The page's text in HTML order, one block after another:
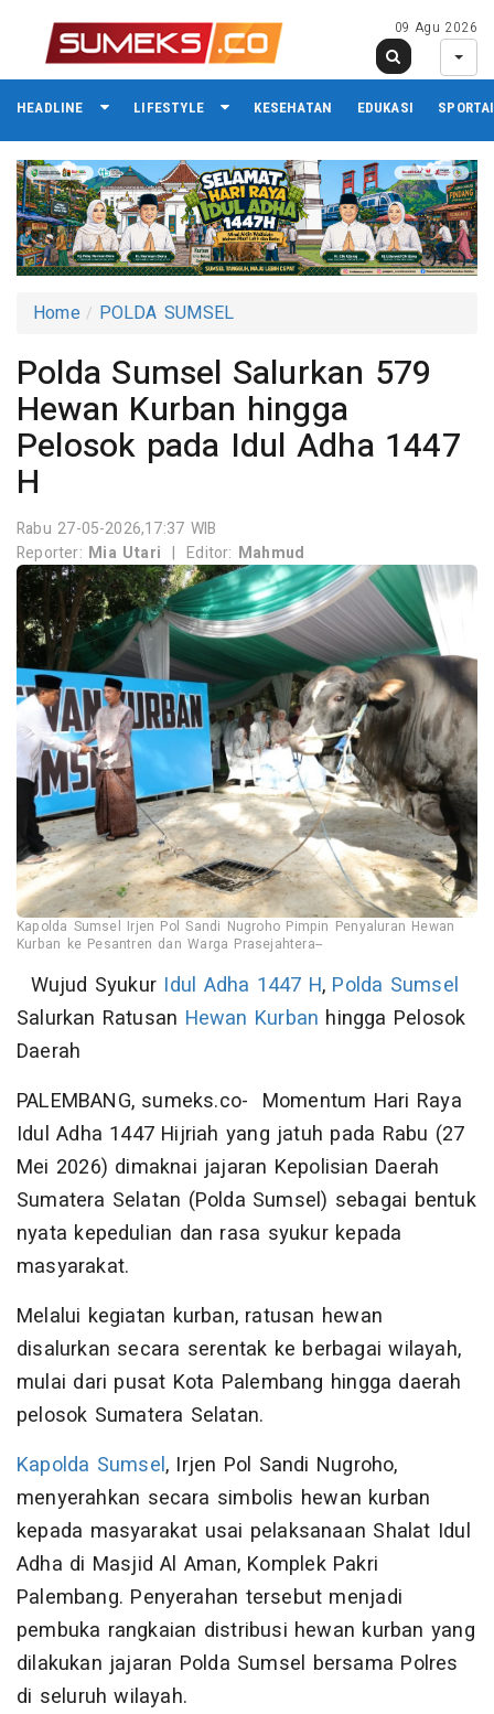
09 Agu 2026
HEADLINE LIFESTYLE KESEHATAN EDUKASI
Home POLDA SUMSEL
Polda Sumsel Salurkan 579
Hewan Kurban hingga
Pelosok pada Idul Adha 1447
H
Rabu 27-05-2026,17:37 WIB
Reporter: Mia Utari | Editor: Mahmud
Kapolda Sumsel Irjen Pol Sandi Nugroho Pimpin Penyaluran Hewan
Kurban ke Pesantren dan Warga Prasejahtera--
Wujud Syukur Idul Adha 1447 H, Polda Sumsel
Salurkan Ratusan Hewan Kurban hingga Pelosok
Daerah
PALEMBANG, sumeks.co- Momentum Hari Raya
Idul Adha 1447 Hijriah yang jatuh pada Rabu (27
Mei 2026) dimaknai jajaran Kepolisian Daerah
Sumatera Selatan (Polda Sumsel) sebagai bentuk
nyata kepedulian dan rasa syukur kepada
masyarakat.
Melalui kegiatan kurban, ratusan hewan
disalurkan secara serentak ke berbagai wilayah,
mulai dari pusat Kota Palembang hingga daerah
pelosok Sumatera Selatan.
Kapolda Sumsel, Irjen Pol Sandi Nugroho,
menyerahkan secara simbolis hewan kurban
kepada masyarakat usai pelaksanaan Shalat Idul
Adha di Masjid Al Aman, Komplek Pakri
Palembang. Penyerahan tersebut menjadi
pembuka rangkaian distribusi hewan kurban yang
dilakukan jajaran Polda Sumsel bersama Polres
di seluruh wilayah.